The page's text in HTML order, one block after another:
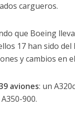
cargueros.
que Boeing
17 han sido
y cambios
aviones: un
900.